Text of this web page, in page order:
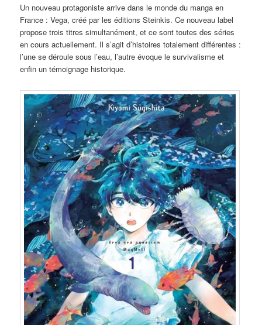
Un nouveau protagoniste arrive dans le monde du manga en
France : Vega, créé par les éditions Steinkis. Ce nouveau label
propose trois titres simultanément, et ce sont toutes des séries
en cours actuellement. Il s’agit d’histoires totalement différentes :
l’une se déroule sous l’eau, l’autre évoque le survivalisme et
enfin un témoignage historique.